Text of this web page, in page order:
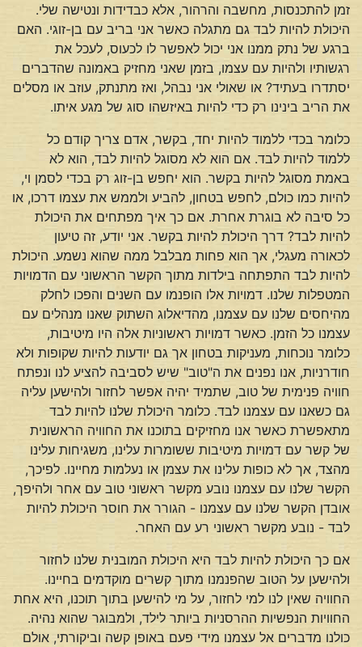
זמן להתכנסות, מחשבה והרהור, אלא כבדידות ונטישה שלי.
היכולת להיות לבד גם מתגלה כאשר אני בריב עם בן-זוגי. האם
ברגע של נתק ממנו אני יכול לאפשר לו לכעוס, לעכל את
רגשותיו ולהיות עם עצמו, בזמן שאני מחזיק באמונה שהדברים
יסתדרו בעתיד? או שאולי אני נבהל, ואז מתנתק, עוזב או מסלים
את הריב בינינו רק כדי להיות באיזשהו סוג של מגע איתו.
כלומר בכדי ללמוד להיות יחד, בקשר, אדם צריך קודם כל
ללמוד להיות לבד. אם הוא לא מסוגל להיות לבד, הוא לא
באמת מסוגל להיות בקשר. הוא יחפש בן-זוג רק בכדי לסמן וי,
להיות כמו כולם, לחפש בטחון, להביע ולממש את עצמו דרכו, או
כל סיבה לא בוגרת אחרת. אם כך איך מפתחים את היכולת
להיות לבד? דרך היכולת להיות בקשר. אני יודע, זה טיעון
לכאורה מעגלי, אך הוא פחות מבלבל ממה שהוא נשמע. היכולת
להיות לבד התפתחה בילדות מתוך הקשר הראשוני עם הדמויות
המטפלות שלנו. דמויות אלו הופנמו עם השנים והפכו לחלק
מהיחסים שלנו עם עצמנו, מהדיאלוג השתוק שאנו מנהלים עם
עצמנו כל הזמן. כאשר דמויות ראשוניות אלה היו מיטיבות,
כלומר נוכחות, מעניקות בטחון אך גם יודעות להיות שקופות ולא
חודרניות, אנו נפנים את ה"טוב" שיש לסביבה להציע לנו ונפתח
חוויה פנימית של טוב, שתמיד יהיה אפשר לחזור ולהישען עליה
גם כשאנו עם עצמנו לבד. כלומר היכולת שלנו להיות לבד
מתאפשרת כאשר אנו מחזיקים בתוכנו את החוויה הראשונית
של קשר עם דמויות מיטיבות ששומרות עלינו, משגיחות עלינו
מהצד, אך לא כופות עלינו את עצמן או נעלמות מחיינו. לפיכך,
הקשר שלנו עם עצמנו נובע מקשר ראשוני טוב עם אחר ולהיפך,
אובדן הקשר שלנו עם עצמנו - הגורר את חוסר היכולת להיות
לבד - נובע מקשר ראשוני רע עם האחר.
אם כך היכולת להיות לבד היא היכולת המובנית שלנו לחזור
ולהישען על הטוב שהפנמנו מתוך קשרים מוקדמים בחיינו.
החוויה שאין לנו למי לחזור, על מי להישען בתוך תוכנו, היא אחת
החוויות הנפשיות ההרסניות ביותר לילד, ולמבוגר שהוא נהיה.
כולנו מדברים אל עצמנו מידי פעם באופן קשה וביקורתי, אולם